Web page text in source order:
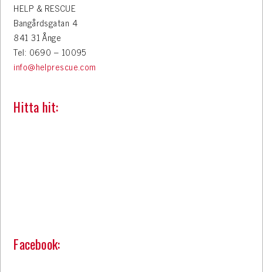
HELP & RESCUE
Bangårdsgatan 4
841 31 Ånge
Tel: 0690 – 10095
info@helprescue.com
Hitta hit:
Facebook: